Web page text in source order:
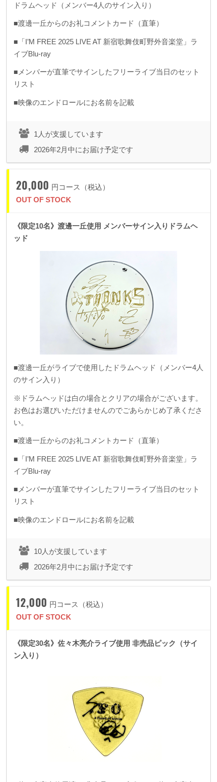
ドラムヘッド（メンバー4人のサイン入り）
■渡邊一丘からのお礼コメントカード（直筆）
■「I’M FREE 2025 LIVE AT 新宿歌舞伎町野外音楽堂」ラ
イブBlu-ray
■メンバーが直筆でサインしたフリーライブ当日のセット
リスト
■映像のエンドロールにお名前を記載
1人が支援しています
2026年2月中にお届け予定です
20,000 円コース（税込）
OUT OF STOCK
《限定10名》渡邊一丘使用 メンバーサイン入りドラムヘ
ッド
■渡邊一丘がライブで使用したドラムヘッド（メンバー4人
のサイン入り）
※ドラムヘッドは白の場合とクリアの場合がございます。
お色はお選びいただけませんのでごあらかじめ了承くださ
い。
■渡邊一丘からのお礼コメントカード（直筆）
■「I’M FREE 2025 LIVE AT 新宿歌舞伎町野外音楽堂」ラ
イブBlu-ray
■メンバーが直筆でサインしたフリーライブ当日のセット
リスト
■映像のエンドロールにお名前を記載
10人が支援しています
2026年2月中にお届け予定です
12,000 円コース（税込）
OUT OF STOCK
《限定30名》佐々木亮介ライブ使用 非売品ピック（サイ
ン入り）